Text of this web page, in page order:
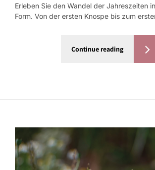
Erleben Sie den Wandel der Jahreszeiten
Form. Von der ersten Knospe bis zum
Continue reading